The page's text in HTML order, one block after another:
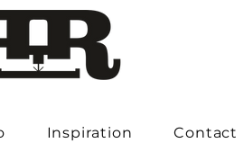
Inspiration Contact